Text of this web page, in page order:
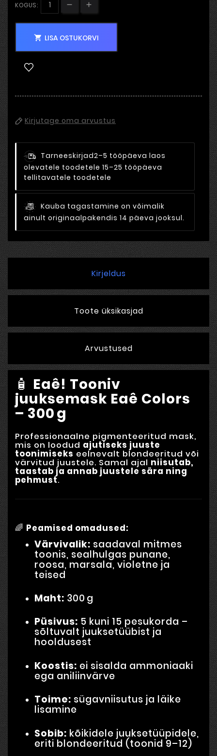
KOGUS:
 LISA OSTUKORVI
Kirjutage oma arvustus
Tarneeskirjad2–5 tööpäeva laos
olevatele toodetele 15–25 tööpäeva
tellitavatele toodetele
Kauba tagastamine on võimalik
ainult originaalpakendis 14 päeva jooksul.
Kirjeldus
Toote üksikasjad
Arvustused
🧴 Eaê! Tooniv
juuksemask Eaê Colors
– 300 g
Professionaalne pigmenteeritud mask,
mis on loodud ajutiseks juuste
toonimiseks eelnevalt blondeeritud või
värvitud juustele. Samal ajal niisutab,
taastab ja annab juustele sära ning
pehmust.
🌈 Peamised omadused:
Värvivalik: saadaval mitmes
toonis, sealhulgas punane,
roosa, marsala, violetne ja
teised
Maht: 300 g
Püsivus: 5 kuni 15 pesukorda –
sõltuvalt juuksetüübist ja
hooldusest
Koostis: ei sisalda ammoniaaki
ega aniliinvärve
Toime: sügavniisutus ja läike
lisamine
Sobib: kõikidele juuksetüüpidele,
eriti blondeeritud (toonid 9–12)